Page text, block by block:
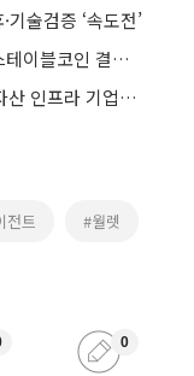
술검증 ‘속도전’
밀크 개발사 키인사이드, 전용 앱 없는 스테이블코인 결제 솔루션 공개
서클, 스테이블코인 발행사에서 디지털자산 인프라 기업으로
전트 #월렛
0